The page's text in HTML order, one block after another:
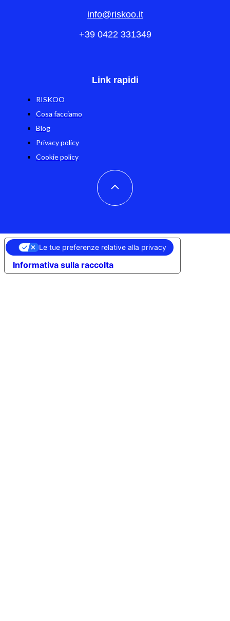
info@riskoo.it
+39 0422 331349
Link rapidi
RISKOO
Cosa facciamo
Blog
Privacy policy
Cookie policy
Informativa sulla raccolta
Le tue preferenze relative alla privacy